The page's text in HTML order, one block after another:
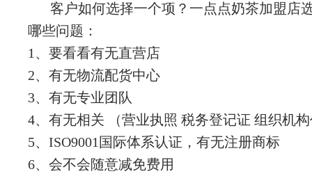
客户如何选择一个项？一点点奶茶加盟店
哪些问题：
1、要看看有无直营店
2、有无物流配货中心
3、有无专业团队
4、有无相关 （营业执照 税务登记证 组织机
5、ISO9001国际体系认证，有无注册商标
6、会不会随意减免费用